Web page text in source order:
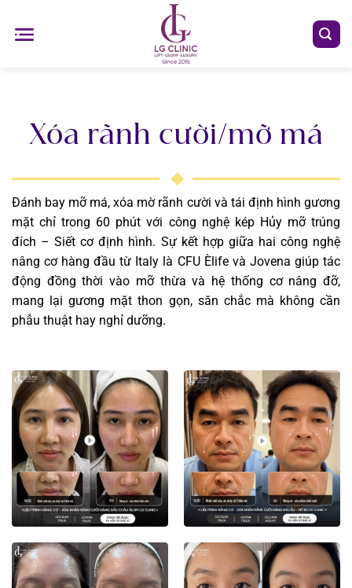
đến
Xóa rãnh cười/mỡ má
Đánh bay mỡ má, xóa mờ rãnh cười và tái định hình gương
mặt chỉ trong 60 phút với công nghệ kép Hủy mỡ trúng
đích – Siết cơ định hình. Sự kết hợp giữa hai công nghệ
nâng cơ hàng đầu từ Italy là CFU Èlife và Jovena giúp tác
động đồng thời vào mỡ thừa và hệ thống cơ nâng đỡ,
mang lại gương mặt thon gọn, săn chắc mà không cần
phẫu thuật hay nghỉ dưỡng.